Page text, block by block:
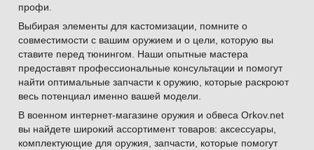
профи.
Выбирая элементы для кастомизации, помните о
совместимости с вашим оружием и о цели, которую вы
ставите перед тюнингом. Наши опытные мастера
предоставят профессиональные консультации и помогут
найти оптимальные запчасти к оружию, которые раскроют
весь потенциал именно вашей модели.
В военном интернет-магазине оружия и обвеса Orkov.net
вы найдете широкий ассортимент товаров: аксессуары,
комплектующие для оружия, запчасти, которые помогут